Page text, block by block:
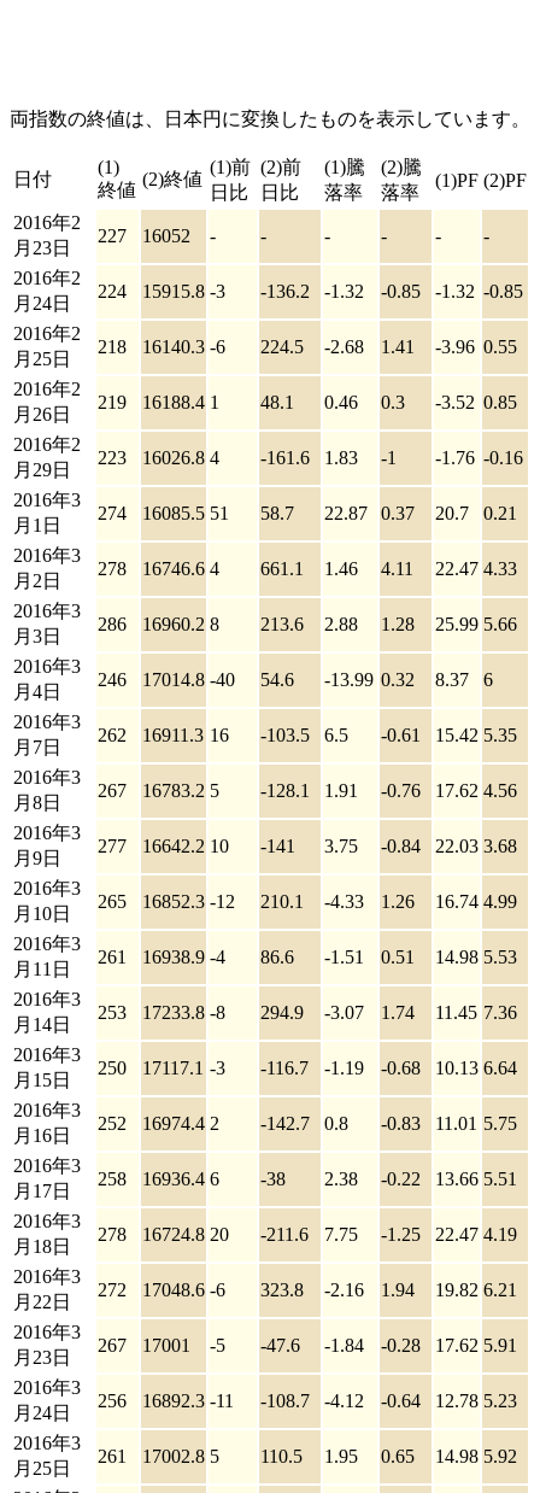
両指数の終値は、日本円に変換したものを表示しています。
日付
(1)
終値
(2)終値
(1)前
日比
(2)前
日比
(1)騰
落率
(2)騰
落率
(1)PF (2)PF
2016年2
月23日
227 16052 - - - - - -
2016年2
月24日
224 15915.8 -3 -136.2 -1.32 -0.85 -1.32 -0.85
2016年2
月25日
218 16140.3 -6 224.5 -2.68 1.41 -3.96 0.55
2016年2
月26日
219 16188.4 1 48.1 0.46 0.3 -3.52 0.85
2016年2
月29日
223 16026.8 4 -161.6 1.83 -1 -1.76 -0.16
2016年3
月1日
274 16085.5 51 58.7 22.87 0.37 20.7 0.21
2016年3
月2日
278 16746.6 4 661.1 1.46 4.11 22.47 4.33
2016年3
月3日
286 16960.2 8 213.6 2.88 1.28 25.99 5.66
2016年3
月4日
246 17014.8 -40 54.6 -13.99 0.32 8.37 6
2016年3
月7日
262 16911.3 16 -103.5 6.5 -0.61 15.42 5.35
2016年3
月8日
267 16783.2 5 -128.1 1.91 -0.76 17.62 4.56
2016年3
月9日
277 16642.2 10 -141 3.75 -0.84 22.03 3.68
2016年3
月10日
265 16852.3 -12 210.1 -4.33 1.26 16.74 4.99
2016年3
月11日
261 16938.9 -4 86.6 -1.51 0.51 14.98 5.53
2016年3
月14日
253 17233.8 -8 294.9 -3.07 1.74 11.45 7.36
2016年3
月15日
250 17117.1 -3 -116.7 -1.19 -0.68 10.13 6.64
2016年3
月16日
252 16974.4 2 -142.7 0.8 -0.83 11.01 5.75
2016年3
月17日
258 16936.4 6 -38 2.38 -0.22 13.66 5.51
2016年3
月18日
278 16724.8 20 -211.6 7.75 -1.25 22.47 4.19
2016年3
月22日
272 17048.6 -6 323.8 -2.16 1.94 19.82 6.21
2016年3
月23日
267 17001 -5 -47.6 -1.84 -0.28 17.62 5.91
2016年3
月24日
256 16892.3 -11 -108.7 -4.12 -0.64 12.78 5.23
2016年3
月25日
261 17002.8 5 110.5 1.95 0.65 14.98 5.92